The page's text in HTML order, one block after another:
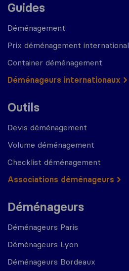
Guides
Déménagement
Prix déménagement international
Container déménagement
Déménageurs internationaux
Outils
Devis déménagement
Volume déménagement
Checklist déménagement
Associations déménageurs
Déménageurs
Déménageurs Paris
Déménageurs Lyon
Déménageurs Bordeaux